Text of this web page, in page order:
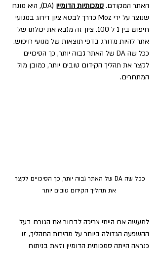
האתר המקודם. סמכותיות הדומיין
(DA), היא מונח
שנוצר על ידי Moz כדרך לבטא ציון דירוג במנועי
חיפוש בין 1 ל 100. ציון זה מנבא את יכולתו של
אתר להיות מדורג בדפי תוצאות של מנועי חיפוש.
ככל שה DA של האתר גבוה יותר, כך הסיכויים
לקצר את תהליך הקידום טובים יותר, כמובן מול
המתחרים.
ככל שה DA של האתר גבוה יותר, כך הסיכויים לקצר
את תהליך הקידום טובים יותר
למעשה אם הייתי צריכה לבחור את הגורם בעל
ההשפעה הגדולה ביותר על מהירות התהליך, זו
כנראה הייתה סמכותית הדומיין וזאת בניתוח